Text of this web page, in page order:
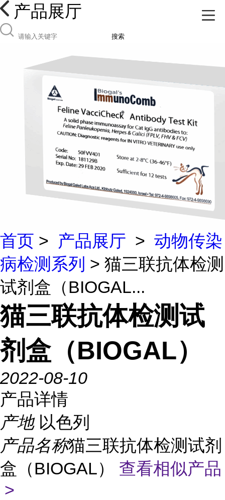
产品展厅
搜索
首页 > 产品展厅 > 动物传染
病检测系列 > 猫三联抗体检测
试剂盒（BIOGAL...
猫三联抗体检测试
剂盒（BIOGAL）
2022-08-10
产品详情
产地 以色列
产品名称猫三联抗体检测试剂
盒（BIOGAL） 查看相似产品
>